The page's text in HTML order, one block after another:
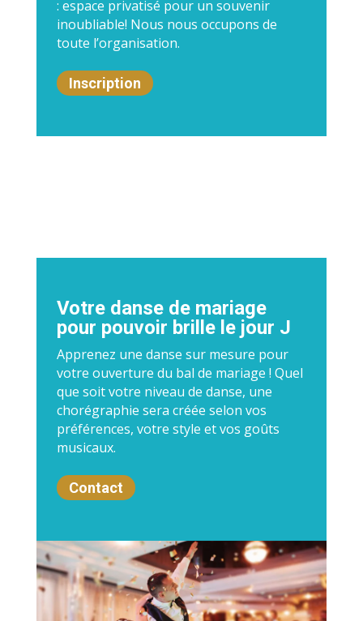
: espace privatisé pour un souvenir
inoubliable! Nous nous occupons de
toute l’organisation.
Inscription
Votre danse de mariage
pour pouvoir brille le jour J
Apprenez une danse sur mesure pour
votre ouverture du bal de mariage ! Quel
que soit votre niveau de danse, une
chorégraphie sera créée selon vos
préférences, votre style et vos goûts
musicaux.
Contact